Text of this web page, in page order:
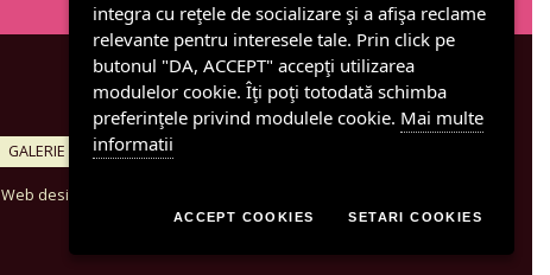
GALERIE CONTACT
Web design & development
integra cu reţele de socializare şi a afişa reclame
relevante pentru interesele tale. Prin click pe
butonul "DA, ACCEPT" accepţi utilizarea
modulelor cookie. Îţi poţi totodată schimba
preferinţele privind modulele cookie. Mai multe
informatii
ACCEPT COOKIES SETARI COOKIES